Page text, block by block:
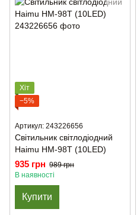
Хіт
−5%
Артикул: 243226656
Світильник світлодіодний
Haimu HM-98Т (10LED)
935 грн 989 грн
В наявності
Купити